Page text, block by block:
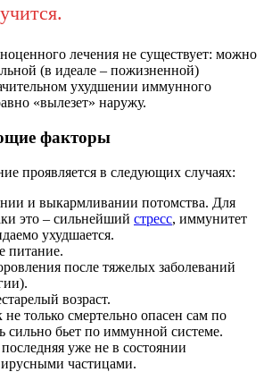
лечения не существует: можно
(в идеале – пожизненной)
ухудшении иммунного
«вылезет» наружу.
факторы
проявляется в следующих случаях:
и выкармливании потомства. Для
это – сильнейший стресс, иммунитет
ухудшается.
питание.
после тяжелых заболеваний
возраст.
только смертельно опасен сам по
сильно бьет по иммунной системе.
уже не в состоянии
частицами.